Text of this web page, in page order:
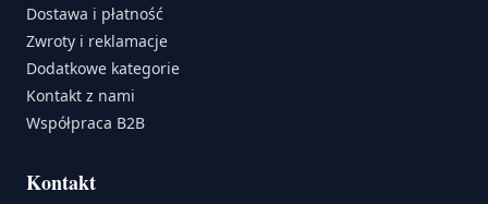
Dostawa i płatność
Zwroty i reklamacje
Dodatkowe kategorie
Kontakt z nami
Współpraca B2B
Kontakt